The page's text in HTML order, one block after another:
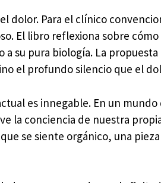
dolor. Para el clínico
El libro reflexiona sobre
su pura biología. La
el profundo silencio que el
es innegable. En un
la conciencia de nuestra
se siente orgánico, una